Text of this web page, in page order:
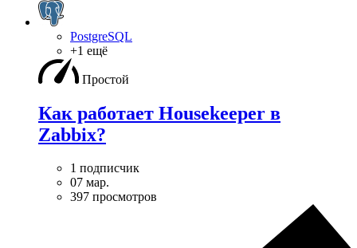
PostgreSQL
+1 ещё
Простой
Как работает Housekeeper в
Zabbix?
1 подписчик
07 мар.
397 просмотров